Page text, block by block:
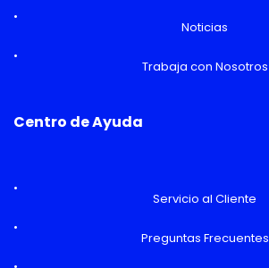
Noticias
Trabaja con Nosotros
Centro de Ayuda
Servicio al Cliente
Preguntas Frecuentes